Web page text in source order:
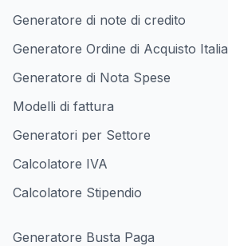
Generatore di note di credito
Generatore Ordine di Acquisto Italia
Generatore di Nota Spese
Modelli di fattura
Generatori per Settore
Calcolatore IVA
Calcolatore Stipendio
Generatore Busta Paga